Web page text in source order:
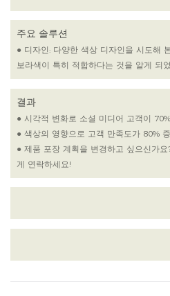
주요 솔루션
● 디자인: 다양한 색상 디자인을 시도해
보라색이 특히 적합하다는 것을 알게 되
결과
● 시각적 변화로 소셜 미디어 고객이
● 색상의 영향으로 고객 만족도가 80%
● 제품 포장 계획을 변경하고 싶으신가
게 연락하세요!